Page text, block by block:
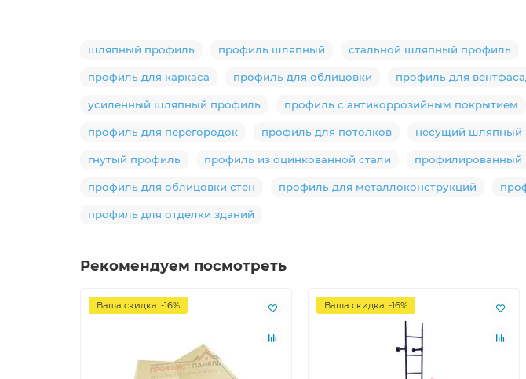
шляпный профиль профиль шляпный стальной шляпный профиль
профиль для каркаса профиль для облицовки профиль для
усиленный шляпный профиль профиль с антикоррозийным покрытием
профиль для перегородок профиль для потолков несущий шляпный
гнутый профиль профиль из оцинкованной стали
профиль для облицовки стен профиль для металлоконструкций
профиль для отделки зданий
Рекомендуем посмотреть
Ваша скидка: -16% Ваша скидка: -16%